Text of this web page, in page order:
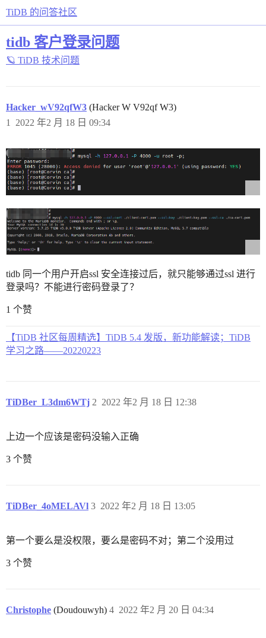
TiDB 的问答社区
tidb 客户登录问题
🪐 TiDB 技术问题
Hacker_wV92qfW3 (Hacker W V92qf W3)
2022 年2 月 18 日 09:34
1
tidb 同一个用户开启ssl 安全连接过后，就只能够通过ssl 进行
登录吗？不能进行密码登录了？
1 个赞
【TiDB 社区每周精选】TiDB 5.4 发版，新功能解读；TiDB
学习之路——20220223
TiDBer_L3dm6WTj 2022 年2 月 18 日 12:38
2
上边一个应该是密码没输入正确
3 个赞
TiDBer_4oMELAVl 2022 年2 月 18 日 13:05
3
第一个要么是没权限，要么是密码不对；第二个没用过
3 个赞
Christophe (Doudouwyh) 2022 年2 月 20 日 04:34
4